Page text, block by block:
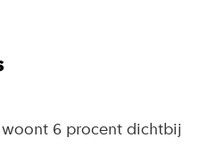
6 procent dichtbij